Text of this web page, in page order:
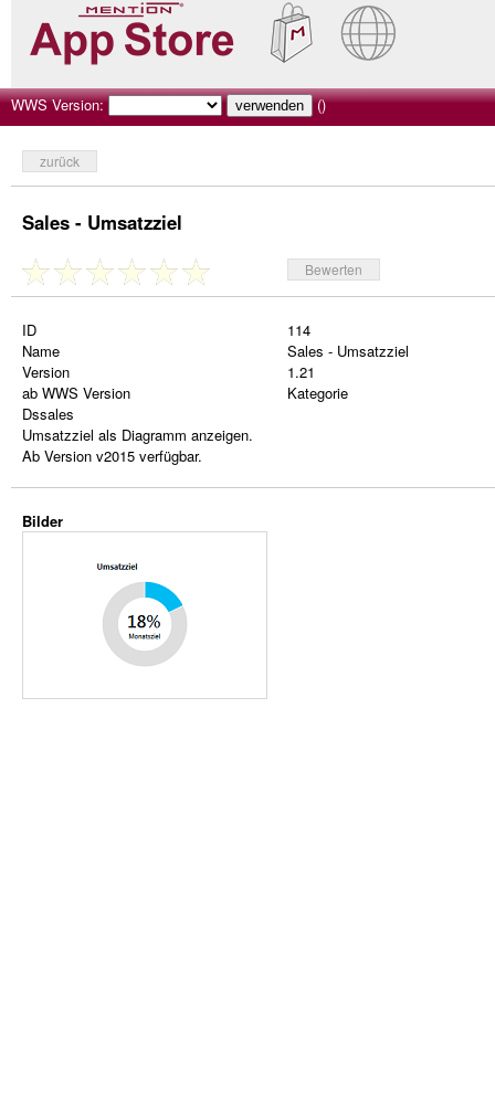
WWS Version: ()
zurück
Sales - Umsatzziel
Bewerten
ID
114
Name
Sales - Umsatzziel
Version
1.21
ab WWS Version
Kategorie
Dssales
Umsatzziel als Diagramm anzeigen.
Ab Version v2015 verfügbar.
Bilder